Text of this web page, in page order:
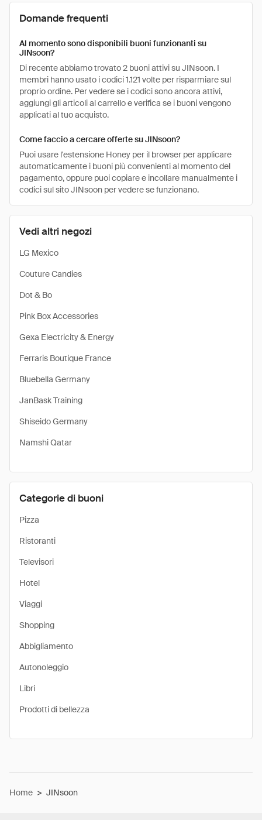
Vedi altri negozi
LG Mexico
Couture Candies
Dot & Bo
Pink Box Accessories
Gexa Electricity & Energy
Ferraris Boutique France
Bluebella Germany
JanBask Training
Shiseido Germany
Namshi Qatar
Categorie di buoni
Pizza
Ristoranti
Televisori
Hotel
Viaggi
Shopping
Abbigliamento
Autonoleggio
Libri
Prodotti di bellezza
Domande frequenti
Al momento sono disponibili buoni funzionanti su
JINsoon?
Di recente abbiamo trovato 2 buoni attivi su JINsoon. I
membri hanno usato i codici 1.121 volte per risparmiare sul
proprio ordine. Per vedere se i codici sono ancora attivi,
aggiungi gli articoli al carrello e verifica se i buoni vengono
applicati al tuo acquisto.
Come faccio a cercare offerte su JINsoon?
Puoi usare l'estensione Honey per il browser per applicare
automaticamente i buoni più convenienti al momento del
pagamento, oppure puoi copiare e incollare manualmente i
codici sul sito JINsoon per vedere se funzionano.
Home > JINsoon